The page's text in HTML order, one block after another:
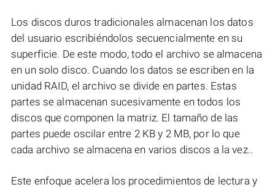
Los discos duros tradicionales almacenan los datos
del usuario escribiéndolos secuencialmente en su
superficie. De este modo, todo el archivo se almacena
en un solo disco. Cuando los datos se escriben en la
unidad RAID, el archivo se divide en partes. Estas
partes se almacenan sucesivamente en todos los
discos que componen la matriz. El tamaño de las
partes puede oscilar entre 2 KB y 2 MB, por lo que
cada archivo se almacena en varios discos a la vez..
Este enfoque acelera los procedimientos de lectura y